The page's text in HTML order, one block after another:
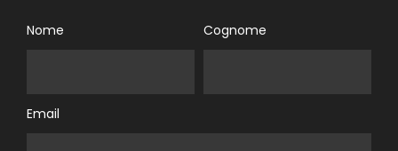
Nome Cognome
Email